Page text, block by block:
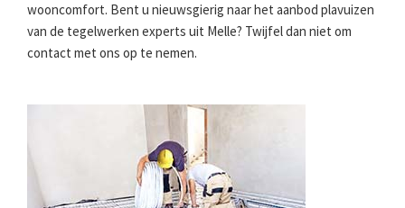
wooncomfort. Bent u nieuwsgierig naar het aanbod plavuizen
van de tegelwerken experts uit Melle? Twijfel dan niet om
contact met ons op te nemen.